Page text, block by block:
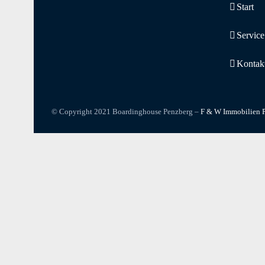
Start
© Copyright 2021 Boardinghouse Penzberg – F & W Immobilien